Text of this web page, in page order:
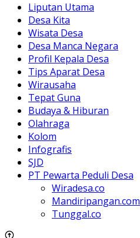
Liputan Utama
Desa Kita
Wisata Desa
Desa Manca Negara
Profil Kepala Desa
Tips Aparat Desa
Wirausaha
Tepat Guna
Budaya & Hiburan
Olahraga
Kolom
Infografis
SJD
PT Pewarta Peduli Desa
Wiradesa.co
Mandiripangan.com
Tunggal.co